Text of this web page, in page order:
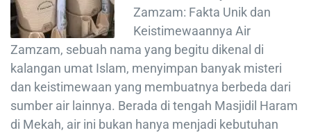
Zamzam: Fakta Unik dan
Keistimewaannya Air
Zamzam, sebuah nama yang begitu dikenal di
kalangan umat Islam, menyimpan banyak misteri
dan keistimewaan yang membuatnya berbeda dari
sumber air lainnya. Berada di tengah Masjidil Haram
di Mekah, air ini bukan hanya menjadi kebutuhan